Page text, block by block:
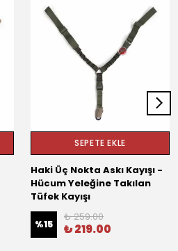
SEPETE EKLE
Haki Üç Nokta Askı Kayışı -
Hücum Yeleğine Takılan
Tüfek Kayışı
%15
₺ 259.00
₺ 219.00